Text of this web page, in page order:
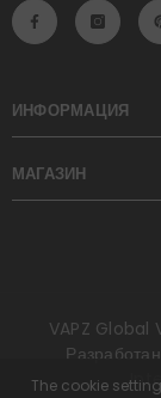
ИНФОРМАЦИЯ
МАГАЗИН
VAPZ
The cookie